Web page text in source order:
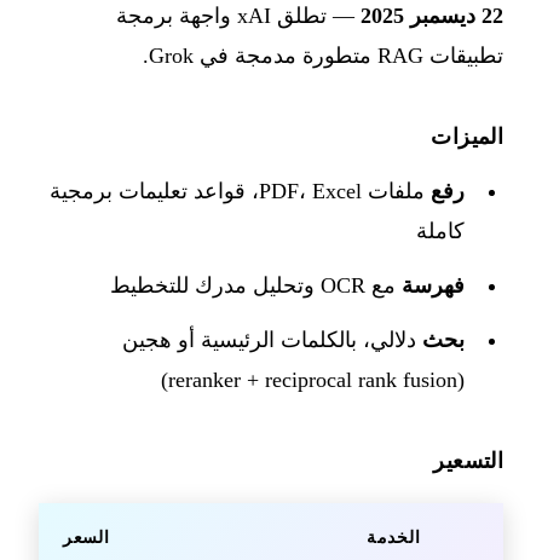
22 ديسمبر 2025
— تطلق xAI واجهة برمجة
تطبيقات RAG متطورة مدمجة في Grok.
الميزات
رفع
ملفات PDF، Excel، قواعد تعليمات برمجية
كاملة
فهرسة مع OCR وتحليل مدرك للتخطيط
بحث دلالي، بالكلمات الرئيسية أو هجين
(reranker + reciprocal rank fusion)
التسعير
الخدمة السعر